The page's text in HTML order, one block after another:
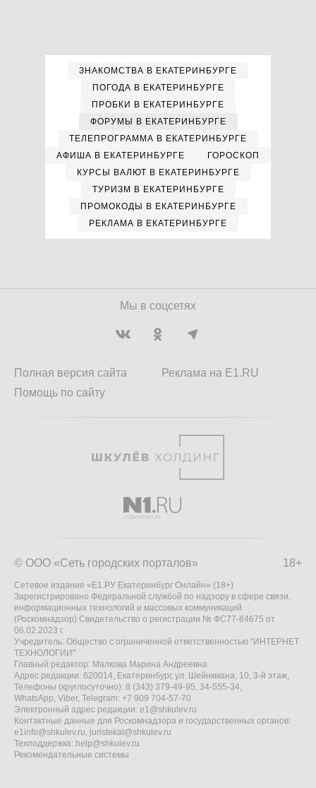
ЗНАКОМСТВА В ЕКАТЕРИНБУРГЕ
ПОГОДА В ЕКАТЕРИНБУРГЕ
ПРОБКИ В ЕКАТЕРИНБУРГЕ
ФОРУМЫ В ЕКАТЕРИНБУРГЕ
ТЕЛЕПРОГРАММА В ЕКАТЕРИНБУРГЕ
АФИША В ЕКАТЕРИНБУРГЕ
ГОРОСКОП
КУРСЫ ВАЛЮТ В ЕКАТЕРИНБУРГЕ
ТУРИЗМ В ЕКАТЕРИНБУРГЕ
ПРОМОКОДЫ В ЕКАТЕРИНБУРГЕ
РЕКЛАМА В ЕКАТЕРИНБУРГЕ
Мы в соцсетях
Полная версия сайта
Помощь по сайту
Реклама на E1.RU
18+
© ООО «Сеть городских порталов»
Сетевое издание «Е1.РУ Екатеринбург Онлайн» (18+)
Зарегистрировано Федеральной службой по надзору в сфере связи,
информационных технологий и массовых коммуникаций
(Роскомнадзор) Свидетельство о регистрации № ФС77-84675 от
06.02.2023 г.
Учредитель: Общество с ограниченной ответственностью "ИНТЕРНЕТ
ТЕХНОЛОГИИ"
Главный редактор: Малкова Марина Андреевна
Адрес редакции: 620014, Екатеринбург, ул. Шейнкмана, 10, 3-й этаж,
Телефоны (круглосуточно): 8 (343) 379-49-95, 34-555-34,
WhatsApp, Viber, Telegram: +7 909 704-57-70
Электронный адрес редакции: e1@shkulev.ru
Контактные данные для Роскомнадзора и государственных органов:
e1info@shkulev.ru, juristekat@shkulev.ru
Техподдержка: help@shkulev.ru
Рекомендательные системы